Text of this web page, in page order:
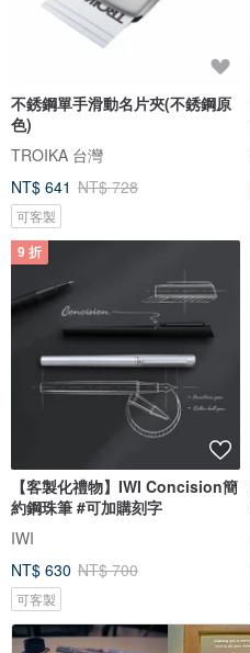
不銹鋼單手滑動名片夾(不銹鋼原
色)
TROIKA 台灣
NT$ 641 NT$ 728
可客製
9 折
【客製化禮物】IWI Concision簡
約鋼珠筆 #可加購刻字
IWI
NT$ 630 NT$ 700
可客製